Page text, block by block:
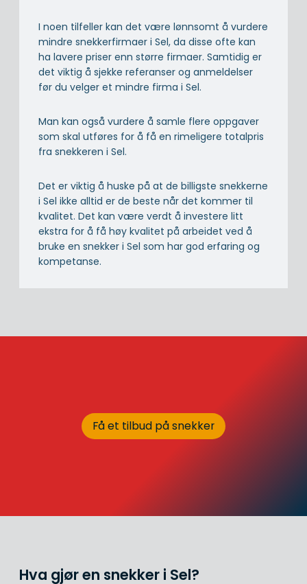
I noen tilfeller kan det være lønnsomt å vurdere
mindre snekkerfirmaer i Sel, da disse ofte kan
ha lavere priser enn større firmaer. Samtidig er
det viktig å sjekke referanser og anmeldelser
før du velger et mindre firma i Sel.
Man kan også vurdere å samle flere oppgaver
som skal utføres for å få en rimeligere totalpris
fra snekkeren i Sel.
Det er viktig å huske på at de billigste snekkerne
i Sel ikke alltid er de beste når det kommer til
kvalitet. Det kan være verdt å investere litt
ekstra for å få høy kvalitet på arbeidet ved å
bruke en snekker i Sel som har god erfaring og
kompetanse.
Få et tilbud på snekker
Hva gjør en snekker i Sel?